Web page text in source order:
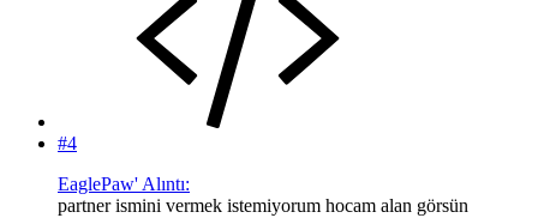
#4
EaglePaw' Alıntı:
partner ismini vermek istemiyorum hocam alan görsün